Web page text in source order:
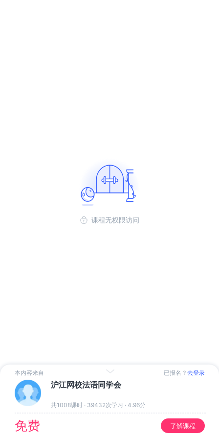
课程无权限访问
本内容来自 已报名？ 去登录
沪江网校法语同学会
共1008课时 · 39432次学习 · 4.96分
免费 了解课程